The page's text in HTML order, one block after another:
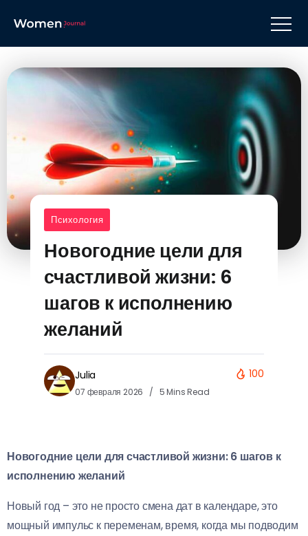
Психология
Новогодние цели для
счастливой жизни: 6
шагов к исполнению
желаний
Julia
07 февраля 2026 5 Mins Read
100
Новогодние цели для счастливой жизни: 6 шагов к
исполнению желаний
Новый год – это не просто смена дат в календаре, это
мощный импульс к переменам, время, когда мы подводим